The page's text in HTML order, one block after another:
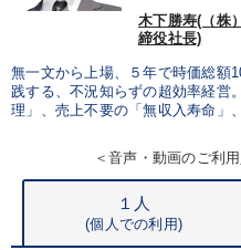
木下勝寿(（株
締役社長)
無一文から上場、５年で時価総額
践する、不況知らずの超効率経営
理」、売上不要の「無収入寿命
＜音声・動画のご利
１人
(個人での利用)